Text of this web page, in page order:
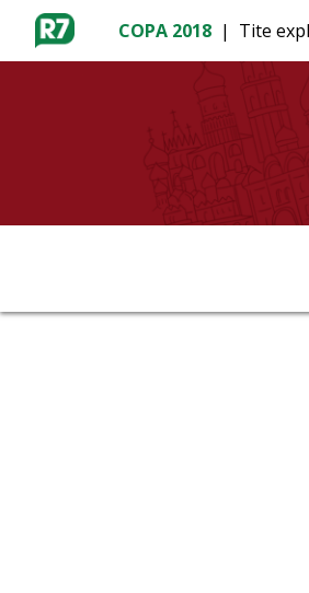
MENU BRASÍLIA
COPA 2018 | Tite